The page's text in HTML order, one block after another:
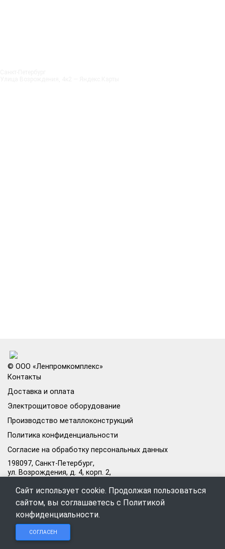
© ООО «Ленпромкомплекс»
Контакты
Доставка и оплата
Электрощитовое оборудование
Производство металлоконструкций
Политика конфиденциальности
Согласие на обработку персональных данных
198097, Санкт-Петербург,
ул. Возрождения, д. 4, корп. 2,
Режим работы офиса:
Пн–Пт: 09:00–18:00
+7 (812) 309-98-44
Сайт использует cookie. Продолжая пользоваться
сайтом, вы соглашаетесь с Политикой
конфиденциальности.
СОГЛАСЕН